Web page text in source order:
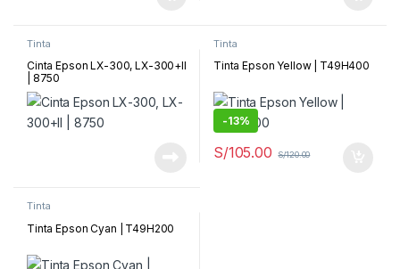
Tinta
Cinta Epson LX-300, LX-300+II
| 8750
Tinta
Tinta Epson Yellow | T49H400
-13%
S/105.00 S/120.00
Tinta
Tinta Epson Cyan | T49H200